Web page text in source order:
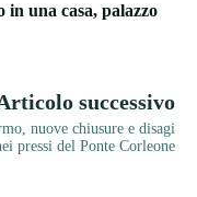
una casa, palazzo
successivo
nuove chiusure e disagi
pressi del Ponte Corleone